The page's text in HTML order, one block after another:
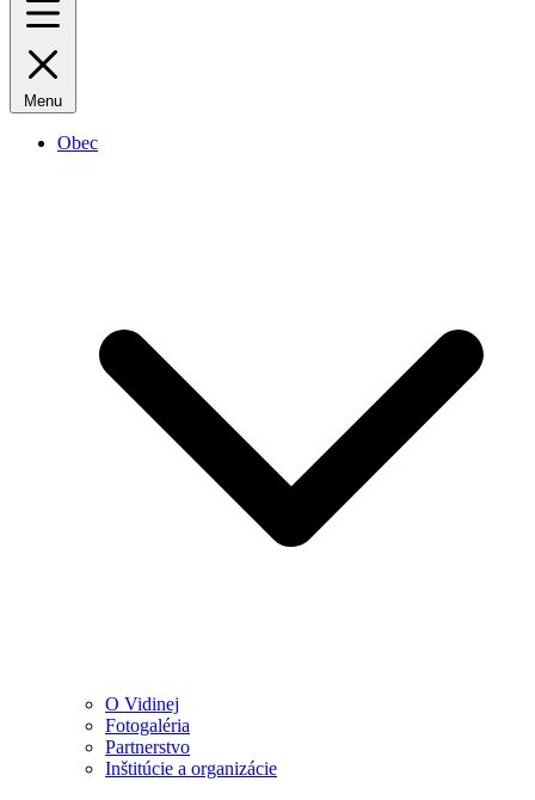
Menu
Obec
O Vidinej
Fotogaléria
Partnerstvo
Inštitúcie a organizácie